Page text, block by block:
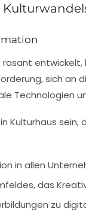
rasant entwickelt,
sich an
Technologien
Kulturhaus sein,
in allen
, das
zu